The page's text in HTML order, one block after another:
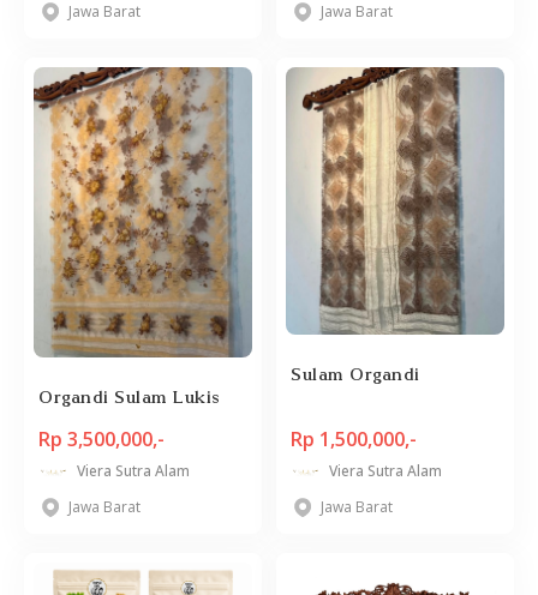
Jawa Barat
Jawa Barat
Organdi Sulam Lukis
Rp 3,500,000,-
Viera Sutra Alam
Jawa Barat
Sulam Organdi
Rp 1,500,000,-
Viera Sutra Alam
Jawa Barat